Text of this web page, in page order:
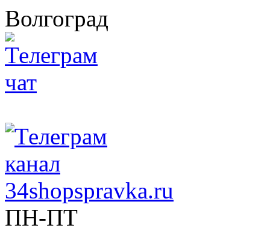
Волгоград
ПН-ПТ